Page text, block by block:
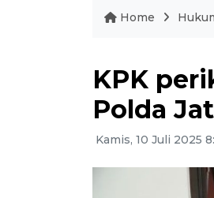
Home
KPK
Polda
Kamis, 10 Juli 2025